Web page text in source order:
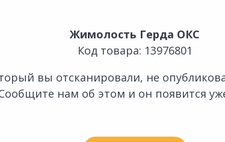
Жимолость Герда ОКС
Код товара: 13976801
вы отсканировали, не
нам об этом и он появится